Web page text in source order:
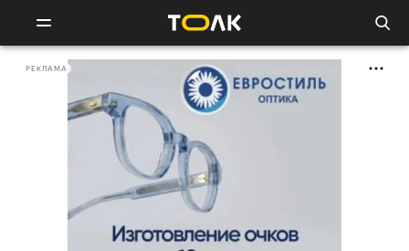
РЕКЛАМА